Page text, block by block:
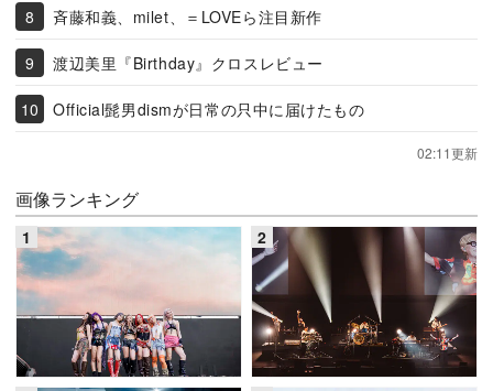
斉藤和義、milet、＝LOVEら注目新作
渡辺美里『Birthday』クロスレビュー
Official髭男dismが日常の只中に届けたもの
02:11更新
画像ランキング